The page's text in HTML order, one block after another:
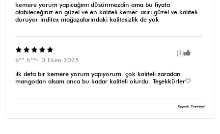
kemere yorum yapıcağımı düsünmezdin ama bu fiyata
alabileceğiniz en güzel ve en kaliteli kemer. asırı güzel ve kaliteli
duruyor inditex mağazalarındaki kalitesizlik de yok
(1)
b** h**
3 Ekim 2025
ilk defa bir kemere yorum yapıyorum. çok kaliteli zaradan
mangodan alsam anca bu kadar kaliteli olurdu. Teşekkürler🤍
Kaynak: Trendyol